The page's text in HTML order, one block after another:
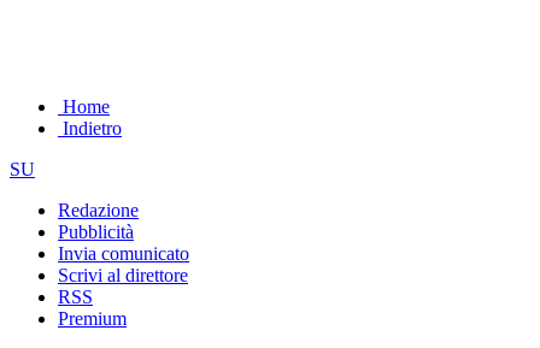
Home
Indietro
SU
Redazione
Pubblicità
Invia comunicato
Scrivi al direttore
RSS
Premium